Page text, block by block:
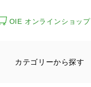
OIE オンラインショップ
カテゴリーから探す